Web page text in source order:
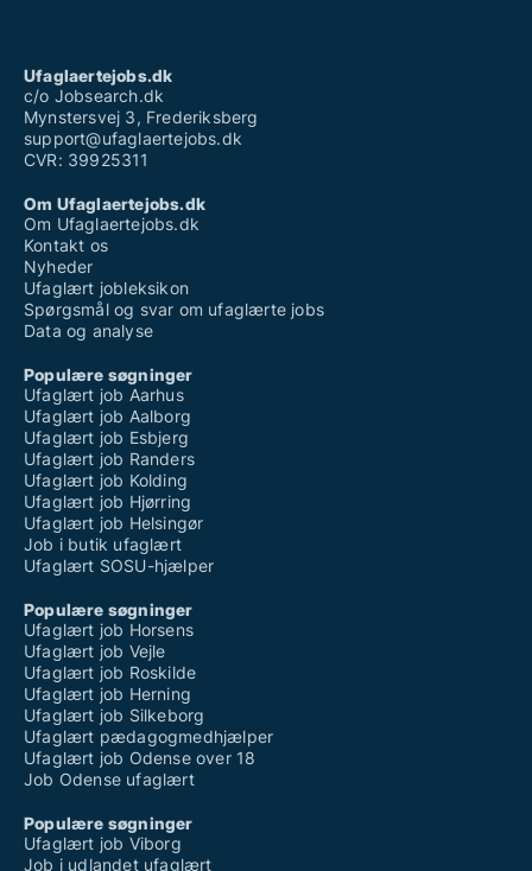
Vikar ufaglært plejehjem
Vikarbureau ufaglært
Ufaglaertejobs.dk
c/o Jobsearch.dk
Mynstersvej 3, Frederiksberg
support@ufaglaertejobs.dk
CVR: 39925311
Om Ufaglaertejobs.dk
Om Ufaglaertejobs.dk
Kontakt os
Nyheder
Ufaglært jobleksikon
Spørgsmål og svar om ufaglærte jobs
Data og analyse
Populære søgninger
Ufaglært job Aarhus
Ufaglært job Aalborg
Ufaglært job Esbjerg
Ufaglært job Randers
Ufaglært job Kolding
Ufaglært job Hjørring
Ufaglært job Helsingør
Job i butik ufaglært
Ufaglært SOSU-hjælper
Populære søgninger
Ufaglært job Horsens
Ufaglært job Vejle
Ufaglært job Roskilde
Ufaglært job Herning
Ufaglært job Silkeborg
Ufaglært pædagogmedhjælper
Ufaglært job Odense over 18
Job Odense ufaglært
Populære søgninger
Ufaglært job Viborg
Job i udlandet ufaglært